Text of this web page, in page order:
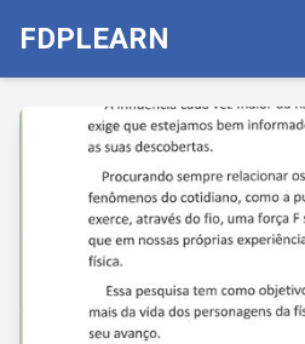
FDPLEARN